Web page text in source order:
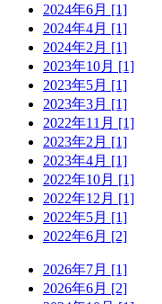
2024年6月 [1]
2024年4月 [1]
2024年2月 [1]
2023年10月 [1]
2023年5月 [1]
2023年3月 [1]
2022年11月 [1]
2023年2月 [1]
2023年4月 [1]
2022年10月 [1]
2022年12月 [1]
2022年5月 [1]
2022年6月 [2]
2026年7月 [1]
2026年6月 [2]